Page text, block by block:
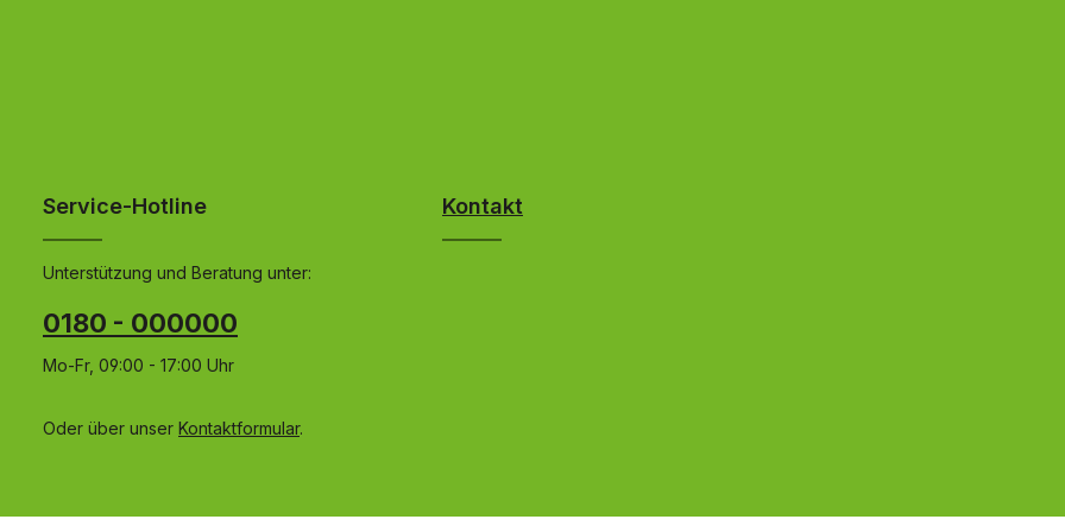
Service-Hotline
Unterstützung und Beratung unter:
0180 - 000000
Mo-Fr, 09:00 - 17:00 Uhr
Oder über unser Kontaktformular.
Kontakt